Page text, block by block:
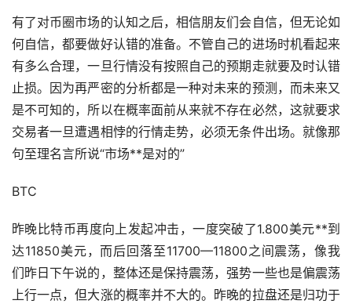
有了对币圈市场的认知之后，相信朋友们会自信，但无论如
何自信，都要做好认错的准备。不管自己的进场时机看起来
有多么合理，一旦行情没有按照自己的预期走就要及时认错
止损。因为再严密的分析都是一种对未来的预测，而未来又
是不可知的，所以在概率面前从来就不存在必然，这就要求
交易者一旦遭遇相悖的行情走势，必须无条件出场。就像那
句至理名言所说“市场**是对的”
BTC
昨晚比特币再度向上发起冲击，一度突破了1.800美元**到
达11850美元，而后回落至11700—11800之间震荡，像我
们昨日下午说的，整体还是保持震荡，强势一些也是偏震荡
上行一点，但大涨的概率并不大的。昨晚的拉盘还是归功于